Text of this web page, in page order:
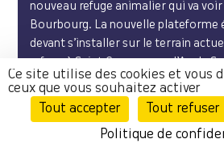
nouveau refuge animalier qui va
Bourbourg. La nouvelle plateforme
devant s’installer sur le terrain
des animaux (SPA) va démé-nager
nouveaux locaux permettront
conditions de travail aux employés
de meilleures conditions d’accueil
Ce site utilise des cookies et vous
ceux que vous souhaitez activer
Tout accepter
Tout refuser
Politique de